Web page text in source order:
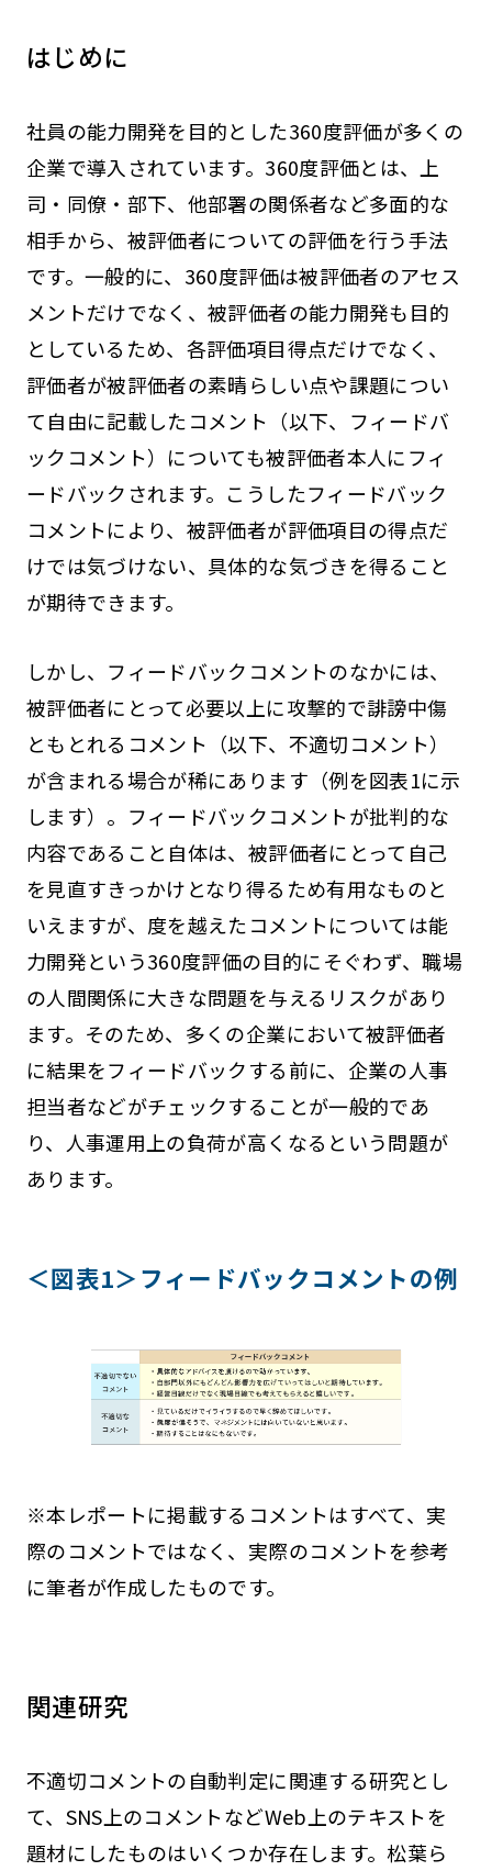
はじめに
社員の能力開発を目的とした360度評価が多くの
企業で導入されています。360度評価とは、上
司・同僚・部下、他部署の関係者など多面的な
相手から、被評価者についての評価を行う手法
です。一般的に、360度評価は被評価者のアセス
メントだけでなく、被評価者の能力開発も目的
としているため、各評価項目得点だけでなく、
評価者が被評価者の素晴らしい点や課題につい
て自由に記載したコメント（以下、フィードバ
ックコメント）についても被評価者本人にフィ
ードバックされます。こうしたフィードバック
コメントにより、被評価者が評価項目の得点だ
けでは気づけない、具体的な気づきを得ること
が期待できます。
しかし、フィードバックコメントのなかには、
被評価者にとって必要以上に攻撃的で誹謗中傷
ともとれるコメント（以下、不適切コメント）
が含まれる場合が稀にあります（例を図表1に示
します）。フィードバックコメントが批判的な
内容であること自体は、被評価者にとって自己
を見直すきっかけとなり得るため有用なものと
いえますが、度を越えたコメントについては能
力開発という360度評価の目的にそぐわず、職場
の人間関係に大きな問題を与えるリスクがあり
ます。そのため、多くの企業において被評価者
に結果をフィードバックする前に、企業の人事
担当者などがチェックすることが一般的であ
り、人事運用上の負荷が高くなるという問題が
あります。
＜図表1＞フィードバックコメントの例
※本レポートに掲載するコメントはすべて、実
際のコメントではなく、実際のコメントを参考
に筆者が作成したものです。
関連研究
不適切コメントの自動判定に関連する研究とし
て、SNS上のコメントなどWeb上のテキストを
題材にしたものはいくつか存在します。松葉ら